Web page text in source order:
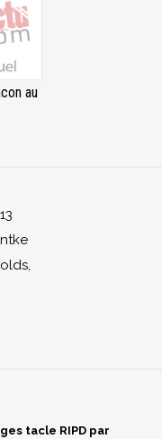
au
tacle RIPD par